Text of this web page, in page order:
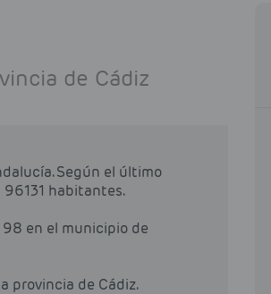
de Cádiz
Según el último
habitantes.
98 en el municipio de
provincia de Cádiz.